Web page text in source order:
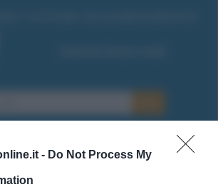
- Do Not Process My